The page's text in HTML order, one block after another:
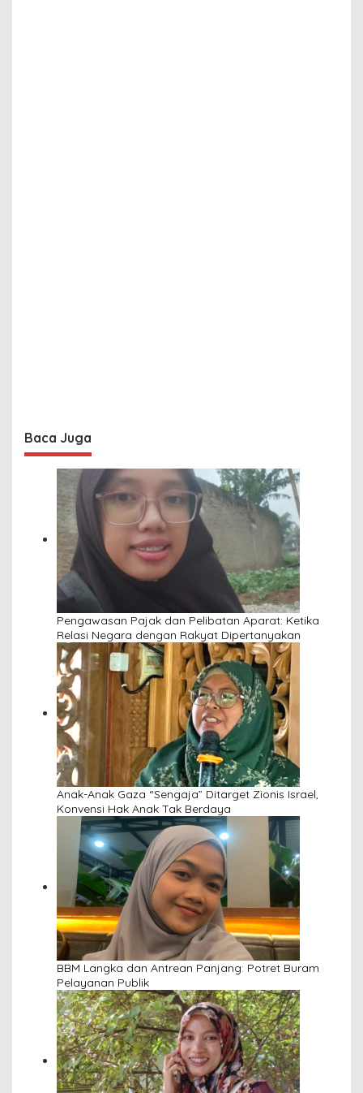
Baca Juga
Pengawasan Pajak dan Pelibatan Aparat: Ketika
Relasi Negara dengan Rakyat Dipertanyakan
Anak-Anak Gaza “Sengaja” Ditarget Zionis Israel,
Konvensi Hak Anak Tak Berdaya
BBM Langka dan Antrean Panjang: Potret Buram
Pelayanan Publik